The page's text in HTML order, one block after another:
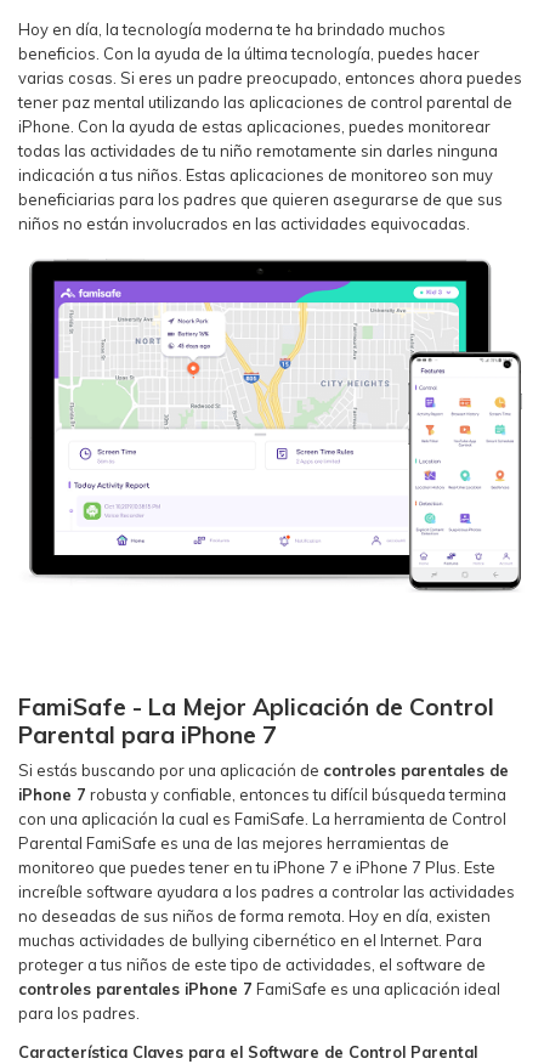
Ver Más >
Hoy en día, la tecnología moderna te ha brindado muchos
beneficios. Con la ayuda de la última tecnología, puedes hacer
varias cosas. Si eres un padre preocupado, entonces ahora puedes
tener paz mental utilizando las aplicaciones de control parental de
iPhone. Con la ayuda de estas aplicaciones, puedes monitorear
todas las actividades de tu niño remotamente sin darles ninguna
indicación a tus niños. Estas aplicaciones de monitoreo son muy
beneficiarias para los padres que quieren asegurarse de que sus
niños no están involucrados en las actividades equivocadas.
FamiSafe - La Mejor Aplicación de Control
Parental para iPhone 7
Si estás buscando por una aplicación de controles parentales de
iPhone 7 robusta y confiable, entonces tu difícil búsqueda termina
con una aplicación la cual es FamiSafe. La herramienta de Control
Parental FamiSafe es una de las mejores herramientas de
monitoreo que puedes tener en tu iPhone 7 e iPhone 7 Plus. Este
increíble software ayudara a los padres a controlar las actividades
no deseadas de sus niños de forma remota. Hoy en día, existen
muchas actividades de bullying cibernético en el Internet. Para
proteger a tus niños de este tipo de actividades, el software de
controles parentales iPhone 7 FamiSafe es una aplicación ideal
para los padres.
Característica Claves para el Software de Control Parental